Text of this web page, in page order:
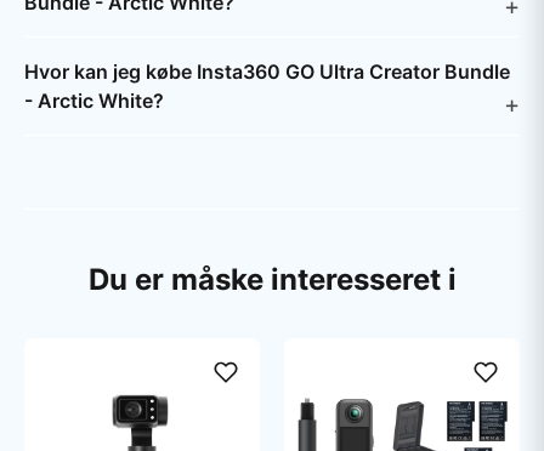
Hvor kan jeg købe Insta360 GO Ultra Creator Bundle
- Arctic White?
Du er måske interesseret i